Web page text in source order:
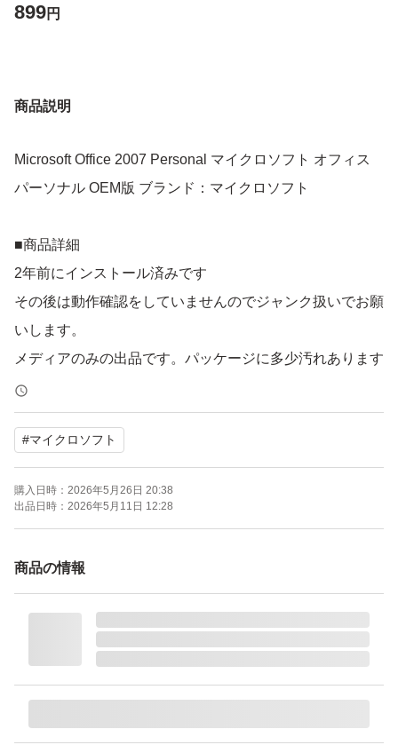
899円
商品説明
Microsoft Office 2007 Personal マイクロソフト オフィス
パーソナル OEM版 ブランド：マイクロソフト
■商品詳細
2年前にインストール済みです
その後は動作確認をしていませんのでジャンク扱いでお願
いします。
メディアのみの出品です。パッケージに多少汚れあります
写真が全てです
#マイクロソフト
購入日時： 2026年5月26日 20:38
出品日時： 2026年5月11日 12:28
商品の情報